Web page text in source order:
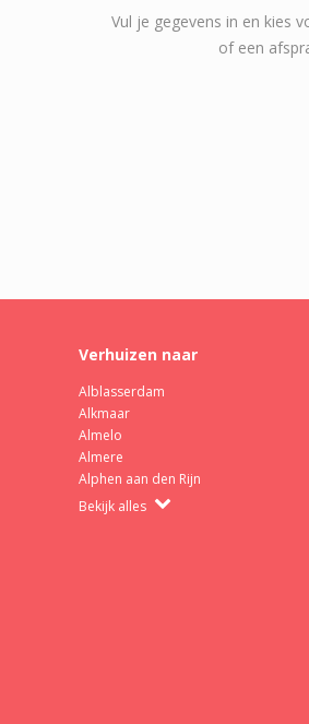
Vul je gegevens in en kies
of een
Verhuizen naar
Alblasserdam
Alkmaar
Almelo
Almere
Alphen aan den Rijn
Bekijk alles